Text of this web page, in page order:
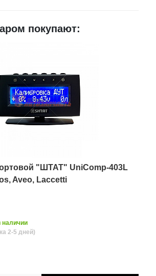
покупают:
"ШТАТ" UniComp-403L
Aveo, Laccetti
наличии
2-5 дней)